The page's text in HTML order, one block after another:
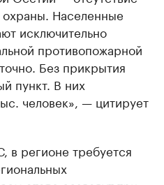
Населенные
исключительно
противопожарной
Без прикрытия
пункт. В них
человек», — цитирует
в регионе требуется